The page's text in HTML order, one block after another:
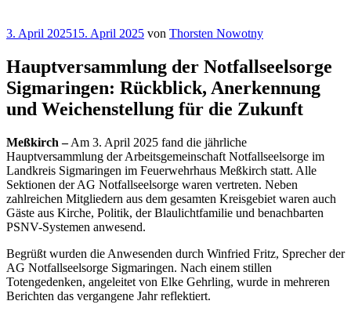
Veröffentlicht
3. April 202515. April 2025 von Thorsten Nowotny
Hauptversammlung der Notfallseelsorge
Sigmaringen: Rückblick, Anerkennung
und Weichenstellung für die Zukunft
Meßkirch –Am 3. April 2025 fand die jährliche
Hauptversammlung der Arbeitsgemeinschaft Notfallseelsorge im
Landkreis Sigmaringen im Feuerwehrhaus Meßkirch statt. Alle
Sektionen der AG Notfallseelsorge waren vertreten. Neben
zahlreichen Mitgliedern aus dem gesamten Kreisgebiet waren auch
Gäste aus Kirche, Politik, der Blaulichtfamilie und benachbarten
PSNV-Systemen anwesend.
Begrüßt wurden die Anwesenden durch Winfried Fritz, Sprecher der
AG Notfallseelsorge Sigmaringen. Nach einem stillen
Totengedenken, angeleitet von Elke Gehrling, wurde in mehreren
Berichten das vergangene Jahr reflektiert.